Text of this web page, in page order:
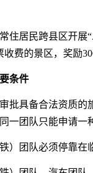
住居民跨县区开展
费的景区，奖励
条件
批具备合法资质
一团队只能申请一
）团队必须停靠